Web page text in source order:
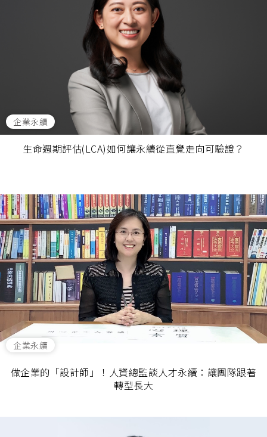
企業永續
生命週期評估(LCA)如何讓永續從直覺走向可驗證？
企業永續
做企業的「設計師」！人資總監談人才永續：讓團隊跟著
轉型長大